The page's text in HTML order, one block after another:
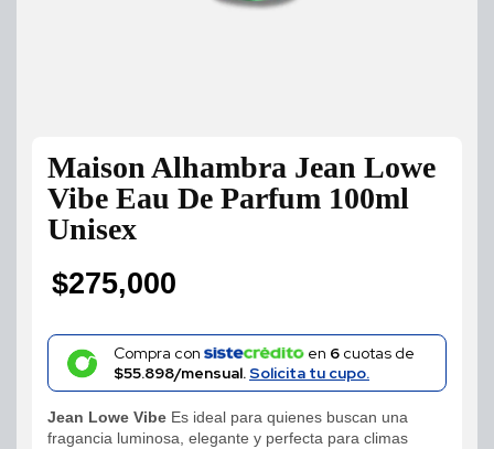
Maison Alhambra Jean Lowe
Vibe Eau De Parfum 100ml
Unisex
$275,000
Compra con en 6cuotas de
$55.898/mensual.Solicita tu cupo.
Jean Lowe Vibe Es ideal para quienes buscan una
fragancia luminosa, elegante y perfecta para climas